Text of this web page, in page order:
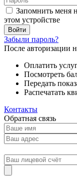
Запомнить меня
этом устройстве
Забыли пароль?
После авторизации
Оплатить
Посмотреть
Передать
Распечатать
Контакты
Обратная связь